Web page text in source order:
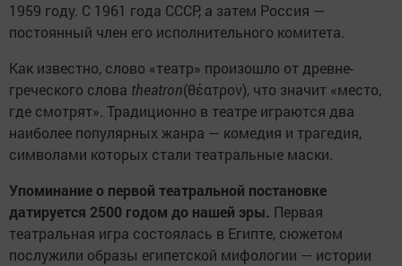
1959 году. С 1961 года СССР, а затем Россия —
постоянный член его исполнительного комитета.
Как известно, слово «театр» произошло от древне-
греческого слова theatron(θέατρον), что значит «место,
где смотрят». Традиционно в театре играются два
наиболее популярных жанра — комедия и трагедия,
символами которых стали театральные маски.
Упоминание о первой театральной постановке
датируется 2500 годом до нашей эры. Первая
театральная игра состоялась в Египте, сюжетом
послужили образы египетской мифологии — истории